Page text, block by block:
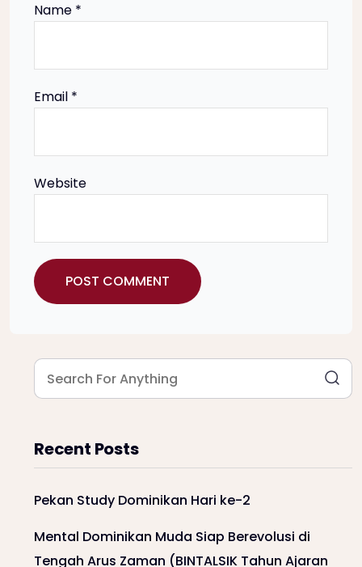
Name *
Email *
Website
Recent Posts
Pekan Study Dominikan Hari ke-2
Mental Dominikan Muda Siap Berevolusi di
Tengah Arus Zaman (BINTALSIK Tahun Ajaran